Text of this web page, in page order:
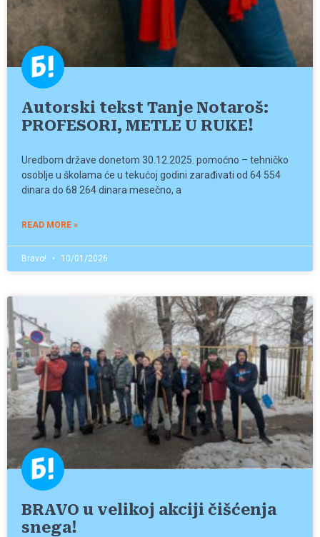
Autorski tekst Tanje Notaroš:
PROFESORI, METLE U RUKE!
Uredbom države donetom 30.12.2025. pomoćno – tehničko
osoblje u školama će u tekućoj godini zarađivati od 64 554
dinara do 68 264 dinara mesečno, a
READ MORE »
Bravo! 10/01/2026
BRAVO u velikoj akciji čišćenja
snega!